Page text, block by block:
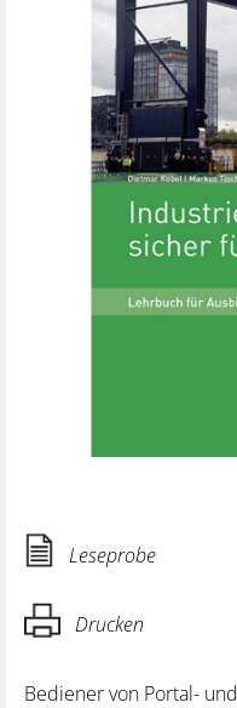
Leseprobe
Drucken
Bediener von Portal-